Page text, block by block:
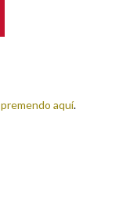
premendo aquí.